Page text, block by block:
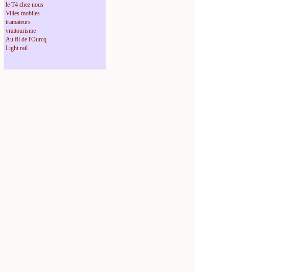
le T4 chez nous
Villes mobiles
tramateurs
vraitourisme
Au fil de l'Ourcq
Light rail